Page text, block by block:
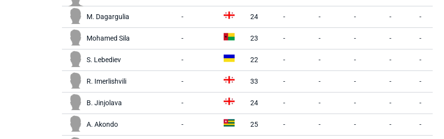
M. Dagargulia - 24 - - - - -
Mohamed Sila - 23 - - - - -
S. Lebediev - 22 - - - - -
R. Imerlishvili - 33 - - - - -
B. Jinjolava - 24 - - - - -
A. Akondo - 25 - - - - -